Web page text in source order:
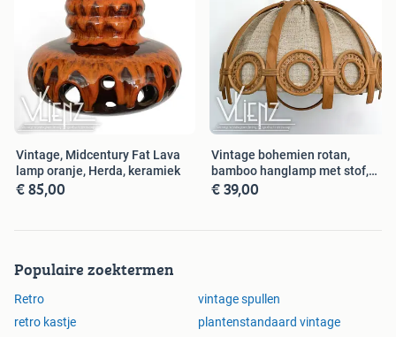
Vintage, Midcentury Fat Lava
lamp oranje, Herda, keramiek
€ 85,00
Vintage bohemien rotan,
bamboo hanglamp met stof,
retro
€ 39,00
Populaire zoektermen
Retro
vintage spullen
retro kastje
plantenstandaard vintage